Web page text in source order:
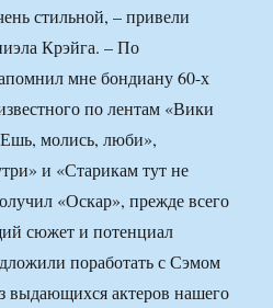
стильной, – привели
Крэйга. – По
мне бондиану 60-х
по лентам «Вики
молись, люби»,
и «Старикам тут не
«Оскар», прежде всего
сюжет и потенциал
поработать с Сэмом
выдающихся актеров нашего